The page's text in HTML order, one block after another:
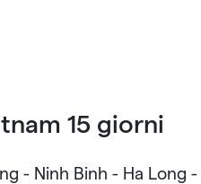
15 giorni
- Ninh Binh - Ha Long -